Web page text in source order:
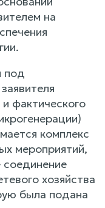
на
под
фактического
комплекс
мероприятий,
хозяйства
была подана